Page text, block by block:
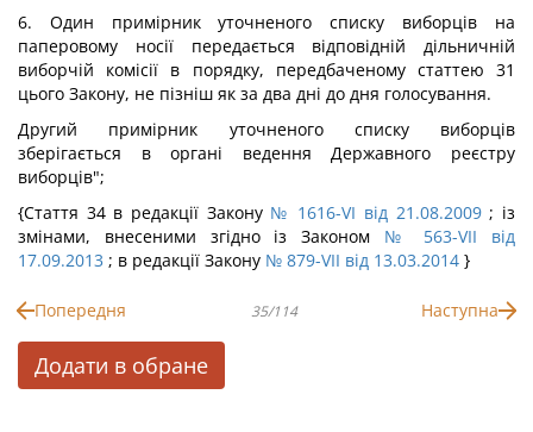
6. Один примірник уточненого списку виборців на
паперовому носії передається відповідній дільничній
виборчій комісії в порядку, передбаченому статтею 31
цього Закону, не пізніш як за два дні до дня голосування.
Другий примірник уточненого списку виборців
зберігається в органі ведення Державного реєстру
виборців";
{Стаття 34 в редакції Закону № 1616-VІ від 21.08.2009; із
змінами, внесеними згідно із Законом № 563-VII від
17.09.2013 ; в редакції Закону № 879-VII від 13.03.2014 }
Попередня 35/114 Наступна
Додати в обране